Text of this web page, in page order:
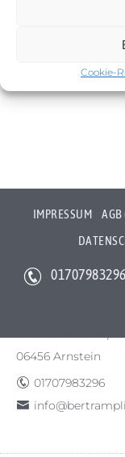
Cookie-
AGB
IMPRESSUM
AGB
01707983296
Bertram Plischke
06456 Arnstein
01707983296